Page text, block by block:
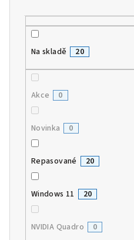
Na skladě 20
Akce 0
Novinka 0
Repasované 20
Windows 11 20
NVIDIA Quadro 0